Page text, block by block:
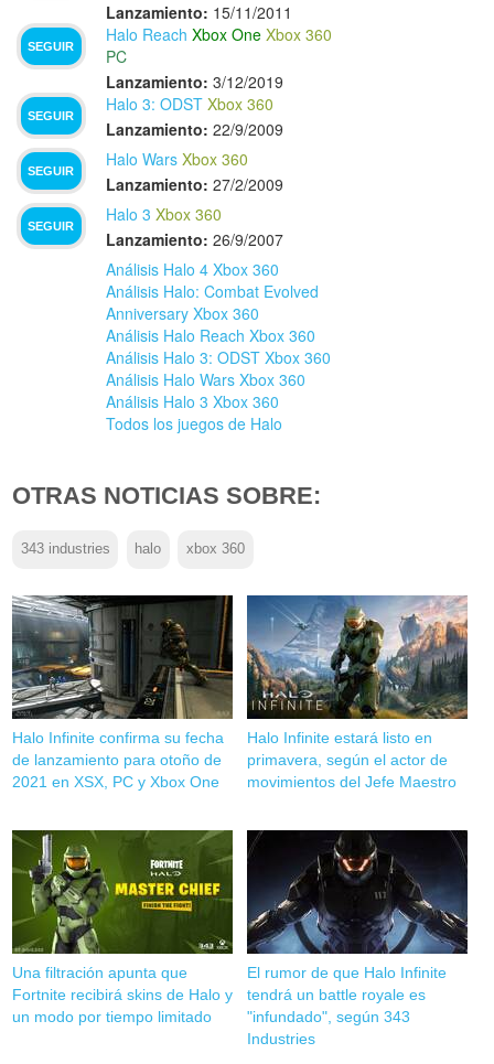
Lanzamiento: 15/11/2011
SEGUIR
Halo Reach Xbox One Xbox 360
PC
Lanzamiento: 3/12/2019
SEGUIR
Halo 3: ODST Xbox 360
Lanzamiento: 22/9/2009
SEGUIR
Halo Wars Xbox 360
Lanzamiento: 27/2/2009
SEGUIR
Halo 3 Xbox 360
Lanzamiento: 26/9/2007
Análisis Halo 4 Xbox 360
Análisis Halo: Combat Evolved
Anniversary Xbox 360
Análisis Halo Reach Xbox 360
Análisis Halo 3: ODST Xbox 360
Análisis Halo Wars Xbox 360
Análisis Halo 3 Xbox 360
Todos los juegos de Halo
OTRAS NOTICIAS SOBRE:
343 industries halo xbox 360
Halo Infinite confirma su fecha
de lanzamiento para otoño de
2021 en XSX, PC y Xbox One
Halo Infinite estará listo en
primavera, según el actor de
movimientos del Jefe Maestro
Una filtración apunta que
Fortnite recibirá skins de Halo y
un modo por tiempo limitado
El rumor de que Halo Infinite
tendrá un battle royale es
"infundado", según 343
Industries